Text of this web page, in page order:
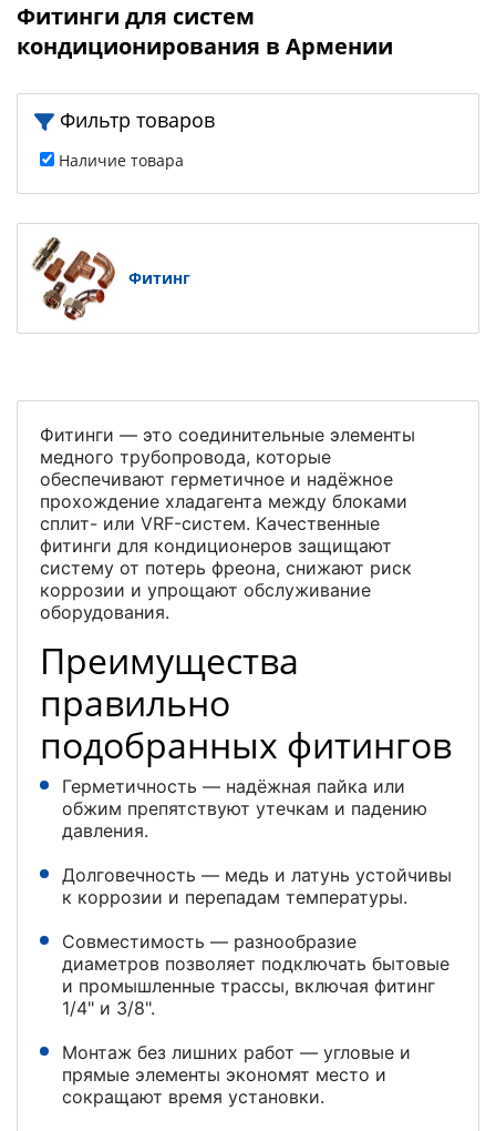
Фитинги для систем
кондиционирования в Армении
Фильтр товаров
Наличие товара
Фитинг
Фитинги — это соединительные элементы
медного трубопровода, которые
обеспечивают герметичное и надёжное
прохождение хладагента между блоками
сплит- или VRF-систем. Качественные
фитинги для кондиционеров защищают
систему от потерь фреона, снижают риск
коррозии и упрощают обслуживание
оборудования.
Преимущества
правильно
подобранных фитингов
Герметичность — надёжная пайка или
обжим препятствуют утечкам и падению
давления.
Долговечность — медь и латунь устойчивы
к коррозии и перепадам температуры.
Совместимость — разнообразие
диаметров позволяет подключать бытовые
и промышленные трассы, включая фитинг
1/4" и 3/8".
Монтаж без лишних работ — угловые и
прямые элементы экономят место и
сокращают время установки.